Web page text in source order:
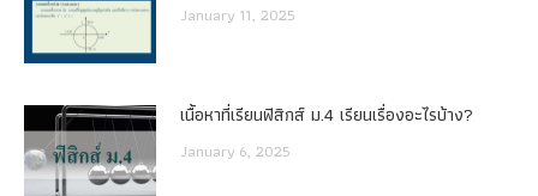
January 11, 2025
เนื้อหาที่เรียนฟิสิกส์ ม.4 เรียนเรื่องอะไรบ้าง?
January 6, 2025